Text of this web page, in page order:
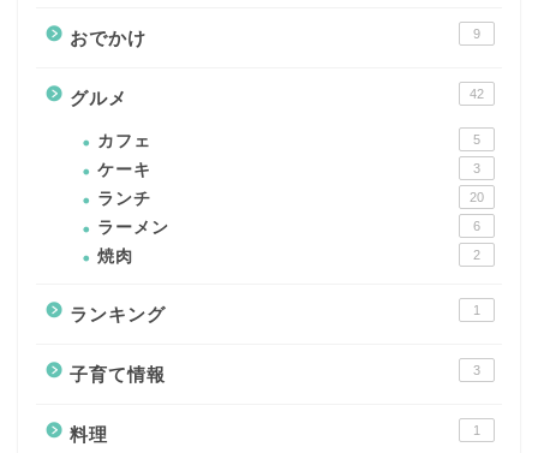
おでかけ 9
グルメ 42
カフェ 5
ケーキ 3
ランチ 20
ラーメン 6
焼肉 2
ランキング 1
子育て情報 3
料理 1